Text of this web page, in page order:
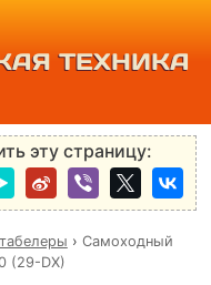
ТЕХНИКА
эту страницу:
› Самоходный
(29-DX)